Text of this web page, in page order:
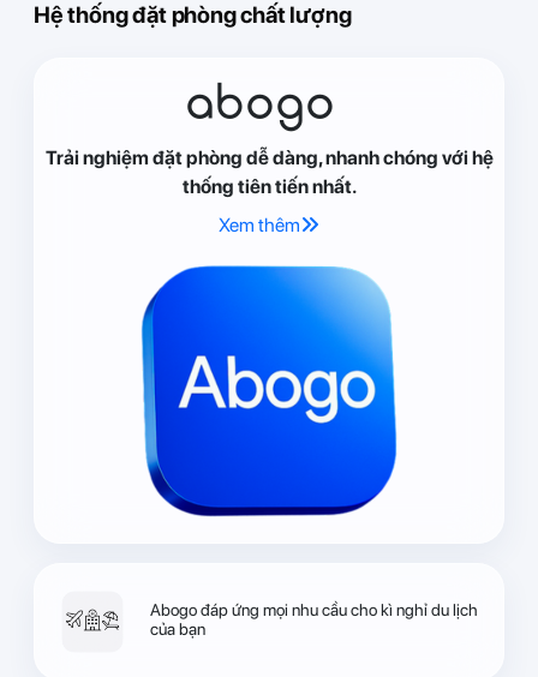
Hệ thống đặt phòng chất lượng
abogo
Trải nghiệm đặt phòng dễ dàng, nhanh chóng với hệ
thống tiên tiến nhất.
Xem thêm
Abogo đáp ứng mọi nhu cầu cho kì nghỉ du lịch
của bạn